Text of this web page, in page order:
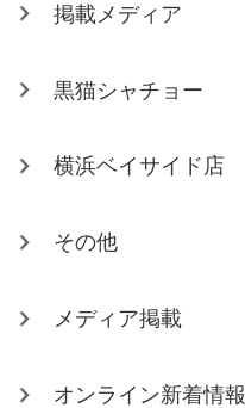
掲載メディア
黒猫シャチョー
横浜ベイサイド店
その他
メディア掲載
オンライン新着情報